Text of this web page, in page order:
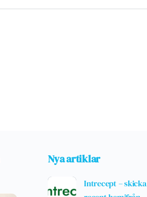
Nya artiklar
Intrecept – skicka